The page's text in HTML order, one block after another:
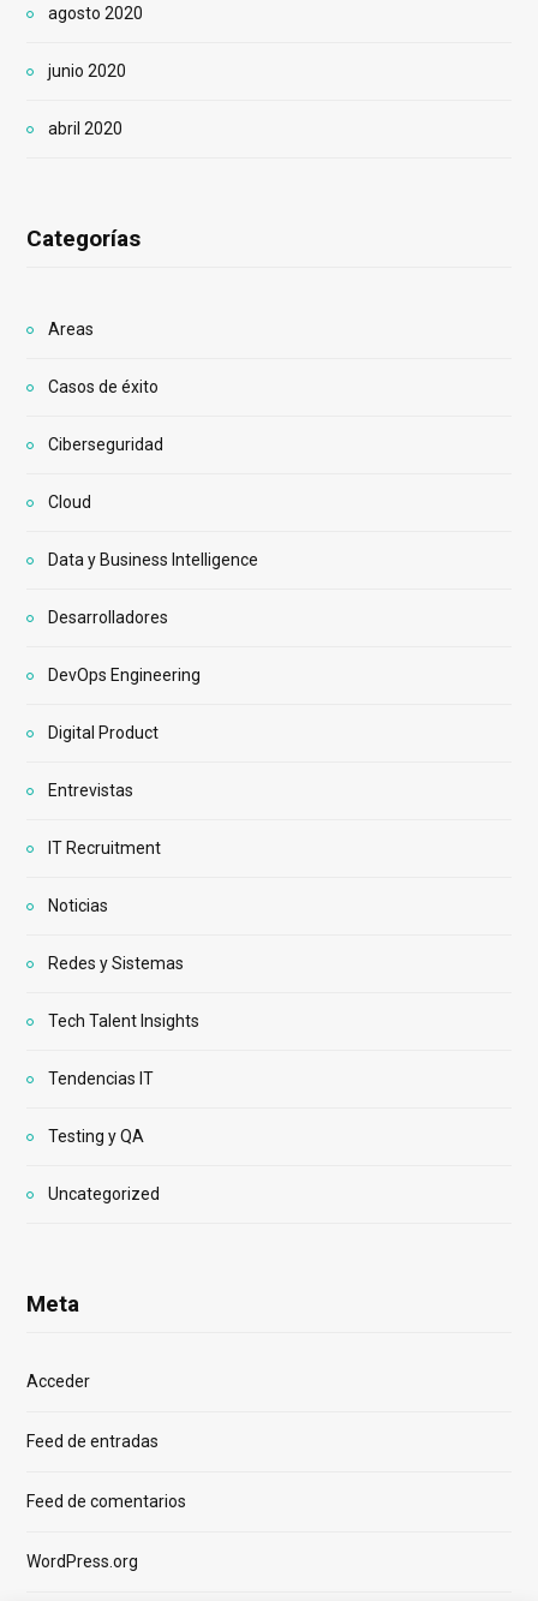
agosto 2020
junio 2020
abril 2020
Categorías
Areas
Casos de éxito
Ciberseguridad
Cloud
Data y Business Intelligence
Desarrolladores
DevOps Engineering
Digital Product
Entrevistas
IT Recruitment
Noticias
Redes y Sistemas
Tech Talent Insights
Tendencias IT
Testing y QA
Uncategorized
Meta
Acceder
Feed de entradas
Feed de comentarios
WordPress.org